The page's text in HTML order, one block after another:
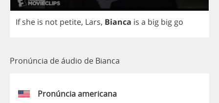
If she is not petite, Lars, Bianca is a big biggo
Pronúncia de áudio de Bianca
Pronúncia americana